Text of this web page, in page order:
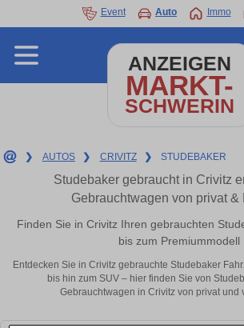
Event Auto Immo
ANZEIGEN
MARKT-
SCHWERIN
❯ AUTOS ❯ CRIVITZ ❯ STUDEBAKER
Studebaker gebraucht in Crivitz
Gebrauchtwagen von privat &
Finden Sie in Crivitz Ihren gebrauchten
bis zum Premiummodell
Entdecken Sie in Crivitz gebrauchte Studebaker
bis hin zum SUV – hier finden Sie von
Gebrauchtwagen in Crivitz von privat und